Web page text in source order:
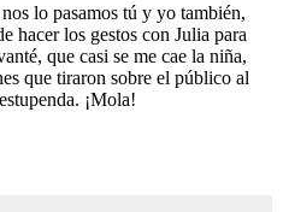
lo pasamos tú y yo también,
hacer los gestos con Julia para
que casi se me cae la niña,
que tiraron sobre el público al
¡Mola!